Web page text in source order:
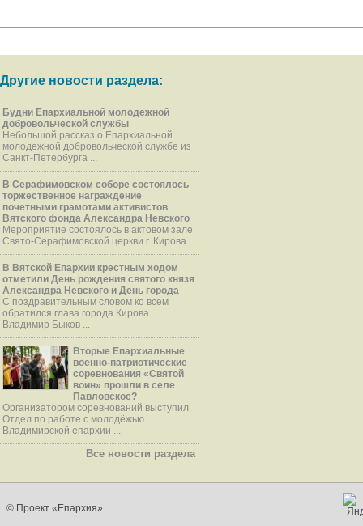
Другие новости раздела:
Будни Епархиальной молодежной
добровольческой службы
Небольшой рассказ о Епархиальной
молодежной добровольческой службе из
Санкт-Петербурга ...
В Серафимовском соборе состоялось
торжественное награждение
почетными грамотами активистов
Вятского фонда Александра Невского
Мероприятие состоялось в актовом зале
Свято-Серафимовской церкви г. Кирова ...
В Вятской Епархии крестным ходом
отметили День рождения святого князя
Александра Невского и День города
С поздравительным словом ко всем
обратился глава города Кирова
Владимир Быков ...
Вторые Епархиальные
военно-патриотические
соревнования «Святой
воин» прошли в селе
Павловское?
Организатором соревнований выступил
Отдел по работе с молодёжью
Владимирской епархии ...
Все новости раздела
© Проект «Епархия»